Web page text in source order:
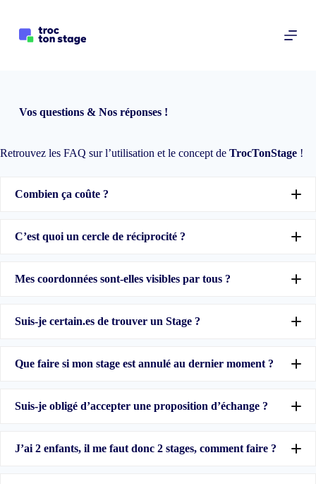
t
u
Vos questions & Nos réponses !
Retrouvez les FAQ sur l’utilisation et le concept de TrocTonStage !
Combien ça coûte ?
C’est quoi un cercle de réciprocité ?
Mes coordonnées sont-elles visibles par tous ?
Suis-je certain.es de trouver un Stage ?
Que faire si mon stage est annulé au dernier moment ?
Suis-je obligé d’accepter une proposition d’échange ?
J’ai 2 enfants, il me faut donc 2 stages, comment faire ?